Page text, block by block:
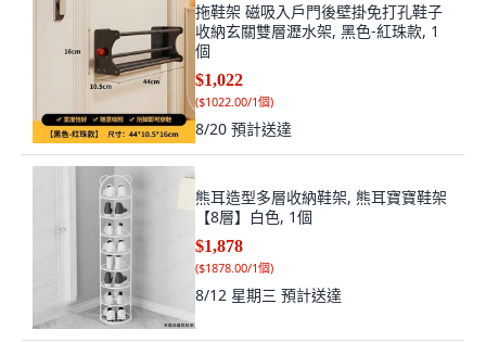
拖鞋架 磁吸入戶門後壁掛免打孔鞋子
收納玄關雙層瀝水架, 黑色-紅珠款, 1
個
$1,022
($1022.00/1個)
8/20 預計送達
熊耳造型多層收納鞋架, 熊耳寶寶鞋架
【8層】白色, 1個
$1,878
($1878.00/1個)
8/12 星期三 預計送達